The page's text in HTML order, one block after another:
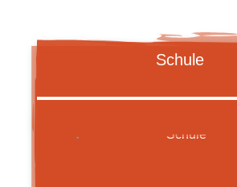
Schule